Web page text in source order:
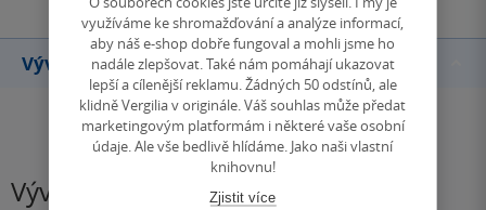
Vývoj ceny
Vývoj ceny
využíváme ke shromažďování a analýze informací,
aby náš e-shop dobře fungoval a mohli jsme ho
nadále zlepšovat. Také nám pomáhají ukazovat
lepší a cílenější reklamu. Žádných 50 odstínů, ale
klidně Vergilia v originále. Váš souhlas může předat
marketingovým platformám i některé vaše osobní
údaje. Ale vše bedlivě hlídáme. Jako naši vlastní
knihovnu!
Zjistit více